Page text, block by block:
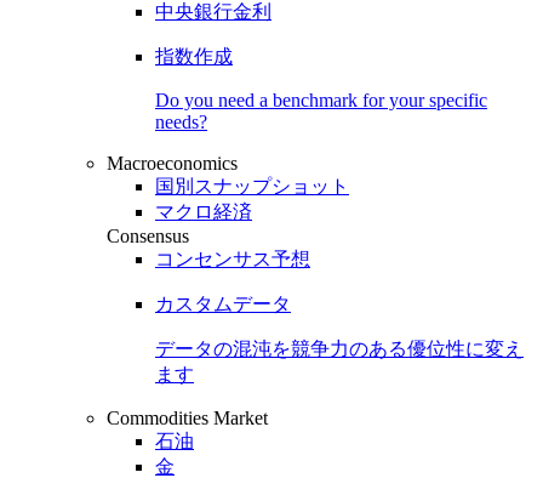
中央銀行金利
指数作成
Do you need a benchmark for your specific
needs?
Macroeconomics
国別スナップショット
マクロ経済
Consensus
コンセンサス予想
カスタムデータ
データの混沌を競争力のある優位性に変え
ます
Commodities Market
石油
金